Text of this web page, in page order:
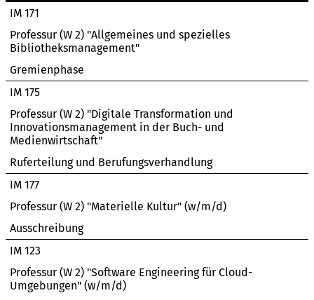
IM 171
Professur (W 2) "Allgemeines und spezielles
Bibliotheksmanagement"
Gremienphase
IM 175
Professur (W 2) "Digitale Transformation und
Innovationsmanagement in der Buch- und
Medienwirtschaft"
Ruferteilung und Berufungsverhandlung
IM 177
Professur (W 2) "Materielle Kultur" (w/m/d)
Ausschreibung
IM 123
Professur (W 2) "Software Engineering für Cloud-
Umgebungen" (w/m/d)